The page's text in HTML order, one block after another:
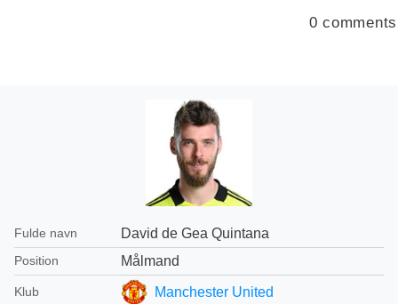
0 comments
Fulde navn David de Gea Quintana
Position Målmand
Klub Manchester United